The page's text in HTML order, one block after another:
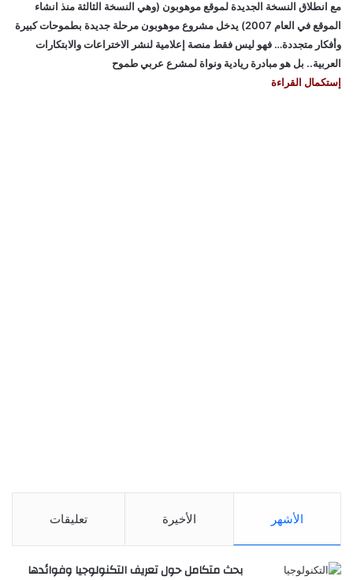
مع انطلاق النسخة الجديدة لموقع موهوبون (وهي النسخة الثالثة منذ انشاء
الموقع في العام 2007) يدخل مشروع موهوبون مرحلة جديدة بطموحات كبيرة
وأفكار متجددة… فهو ليس فقط منصة إعلامية لنشر الاختراعات والابتكارات
العربية.. بل هو مبادرة ريادية ونواة لمشرع عربي طموح
إستكمال القراءة
الأشهر الأخيرة تعليقات
بحث متكامل حول تعريف التكنولوجيا وفوائدها